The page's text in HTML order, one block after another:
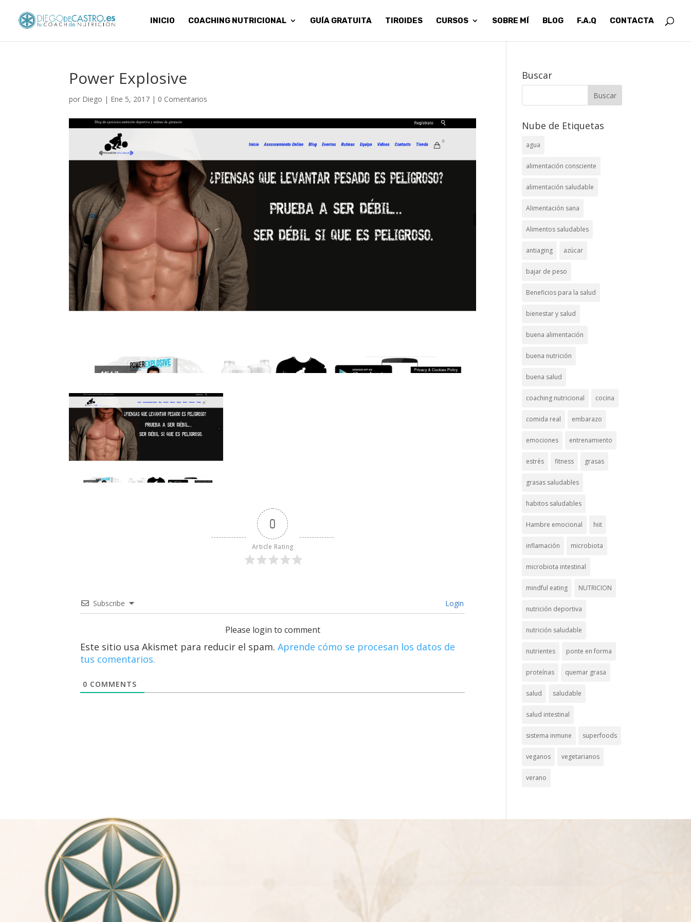
INICIO COACHING NUTRICIONAL GUÍA GRATUITA TIROIDES CURSOS SOBRE MÍ BLOG F.A.Q CONTACTA
Power Explosive
por Diego | Ene 5, 2017 | 0 Comentarios
0
Article Rating
Subscribe Login
Please login to comment
Este sitio usa Akismet para reducir el spam.Aprende cómo se procesan los datos de
tus comentarios.
0 COMMENTS
Buscar
Nube de Etiquetas
agua
alimentación consciente
alimentación saludable
Alimentación sana
Alimentos saludables
antiaging azúcar
bajar de peso
Beneficios para la salud
bienestar y salud
buena alimentación
buena nutrición
buena salud
coaching nutricional cocina
comida real embarazo
emociones entrenamiento
estrés fitness grasas
grasas saludables
habitos saludables
Hambre emocional hiit
inflamación microbiota
microbiota intestinal
mindful eating NUTRICION
nutrición deportiva
nutrición saludable
nutrientes ponte en forma
proteínas quemar grasa
salud saludable
salud intestinal
sistema inmune superfoods
veganos vegetarianos
verano